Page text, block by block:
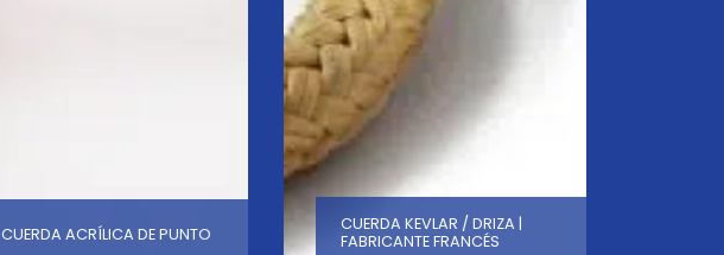
CUERDA ACRÍLICA DE PUNTO
CUERDA KEVLAR / DRIZA |
FABRICANTE FRANCÉS